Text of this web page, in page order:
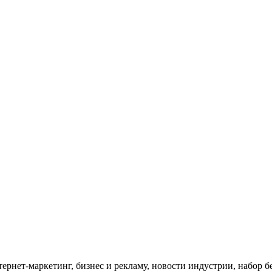
маркетинг, бизнес и рекламу, новости индустрии, набор